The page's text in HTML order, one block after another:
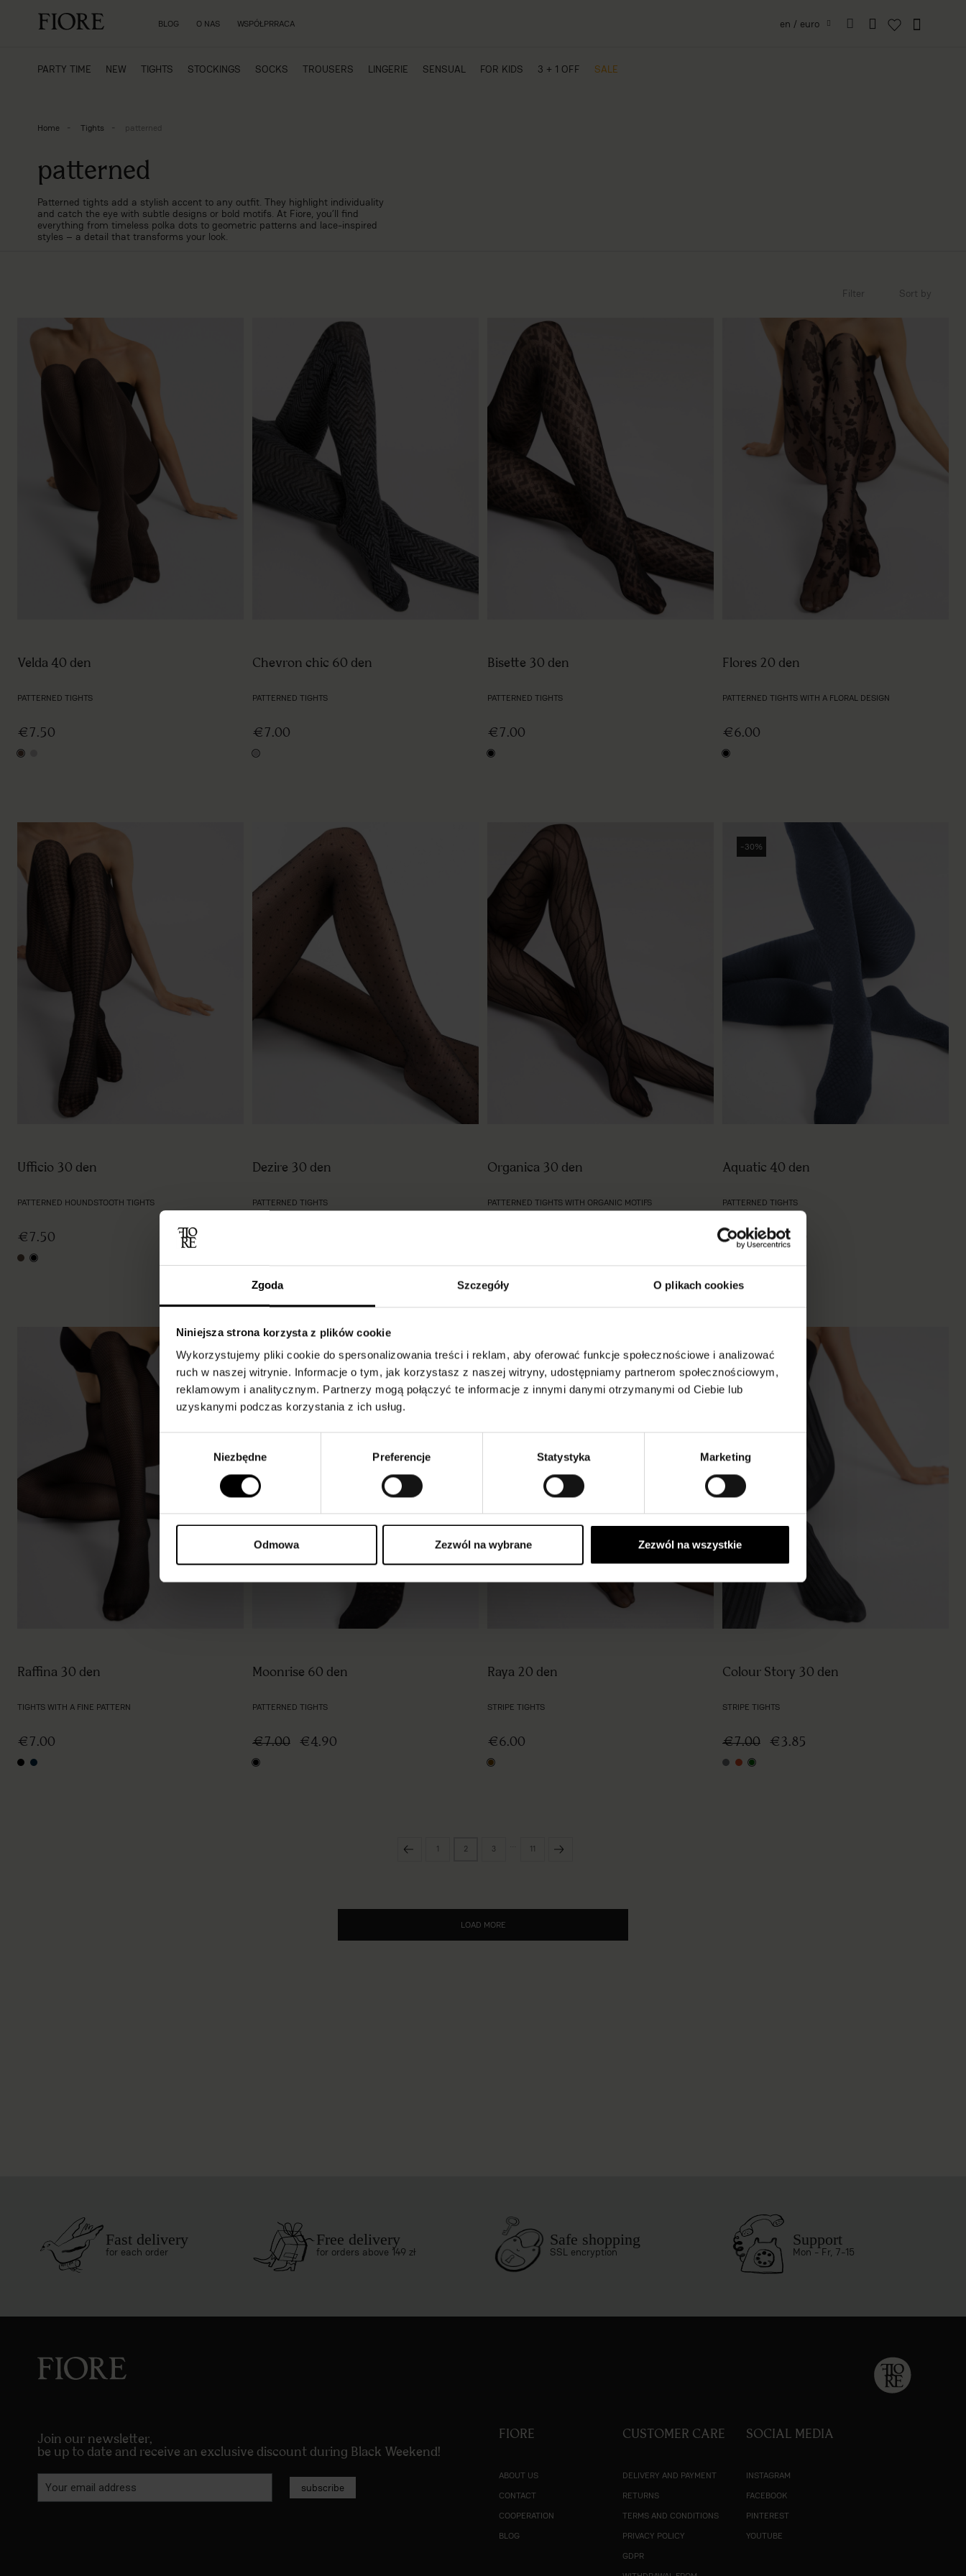
Zgoda Szczegóły O plikach cookies
Niniejsza strona korzysta z plików cookie
Wykorzystujemy pliki cookie do spersonalizowania treści i reklam, aby oferować funkcje społecznościowe i analizować
ruch w naszej witrynie. Informacje o tym, jak korzystasz z naszej witryny, udostępniamy partnerom społecznościowym,
reklamowym i analitycznym. Partnerzy mogą połączyć te informacje z innymi danymi otrzymanymi od Ciebie lub
uzyskanymi podczas korzystania z ich usług.
Niezbędne Preferencje Statystyka Marketing
Odmowa Zezwól na wybrane Zezwól na wszystkie
BLOG O NAS WSPÓŁPRRACA en / euro
PARTY TIME NEW TIGHTS STOCKINGS SOCKS TROUSERS LINGERIE SENSUAL FOR KIDS 3 + 1 OFF SALE
Home Tights patterned
patterned
Patterned tights add a stylish accent to any outfit. They highlight individuality
and catch the eye with subtle designs or bold motifs. At Fiore, you’ll find
everything from timeless polka dots to geometric patterns and lace-inspired
styles – a detail that transforms your look.
Sort by
Filter
Velda 40 den
PATTERNED TIGHTS
€7.50
chocolate
Chevron chic 60 den
PATTERNED TIGHTS
€7.00
melange
Bisette 30 den
PATTERNED TIGHTS
€7.00
black
Flores 20 den
PATTERNED TIGHTS WITH A FLORAL DESIGN
€6.00
black
Ufficio 30 den
PATTERNED HOUNDSTOOTH TIGHTS
€7.50
mocca
black
Dezire 30 den
PATTERNED TIGHTS
Organica 30 den
PATTERNED TIGHTS WITH ORGANIC MOTIFS
Aquatic 40 den
PATTERNED TIGHTS
€7.00 €4.90
-30%
Raffina 30 den
TIGHTS WITH A FINE PATTERN
€7.00
blacknavy blue
Moonrise 60 den
PATTERNED TIGHTS
€7.00 €4.90
black
-30%
Raya 20 den
STRIPE TIGHTS
€6.00
black/brown
Colour Story 30 den
STRIPE TIGHTS
€7.00 €3.85
graphite
coraldark green
-45%
1 2 3 11
LOAD MORE
Fast delivery
for each order
Free delivery
for orders above 149 zł
Safe shopping
SSL encryption
Support
Mon - Fr, 7-15
Join our newsletter,
be up to date and receive an exclusive discount during Black Weekend!
subscribe
FIORE
ABOUT US
CONTACT
COOPERATION
BLOG
CUSTOMER CARE
DELIVERY AND PAYMENT
RETURNS
TERMS AND CONDITIONS
PRIVACY POLICY
GDPR
SOCIAL MEDIA
INSTAGRAM
FACEBOOK
PINTEREST
YOUTUBE